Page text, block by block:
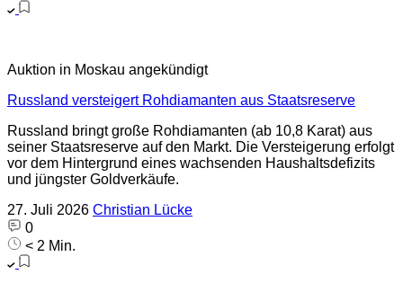
Auktion in Moskau angekündigt
Russland versteigert Rohdiamanten aus Staatsreserve
Russland bringt große Rohdiamanten (ab 10,8 Karat) aus
seiner Staatsreserve auf den Markt. Die Versteigerung erfolgt
vor dem Hintergrund eines wachsenden Haushaltsdefizits
und jüngster Goldverkäufe.
27. Juli 2026 Christian Lücke
0
< 2 Min.